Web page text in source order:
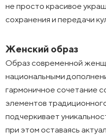
не просто красивое
сохранения и передачи
Женский образ
Образ современной
национальными
гармоничное сочетание
элементов
подчеркивает
при этом оставаясь